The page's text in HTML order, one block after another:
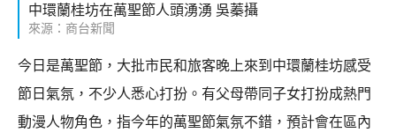
中環蘭桂坊在萬聖節人頭湧湧 吳蓁攝
來源：商台新聞
今日是萬聖節，大批市民和旅客晚上來到中環蘭桂坊感受
節日氣氛，不少人悉心打扮。有父母帶同子女打扮成熱門
動漫人物角色，指今年的萬聖節氣氛不錯，預計會在區內